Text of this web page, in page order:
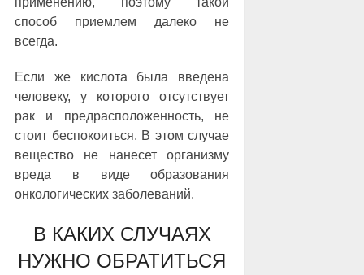
способ приемлем далеко не
всегда.
Если же кислота была введена
человеку, у которого отсутствует
рак и предрасположенность, не
стоит беспокоиться. В этом случае
вещество не нанесет организму
вреда в виде образования
онкологических заболеваний.
В КАКИХ СЛУЧАЯХ
НУЖНО ОБРАТИТЬСЯ